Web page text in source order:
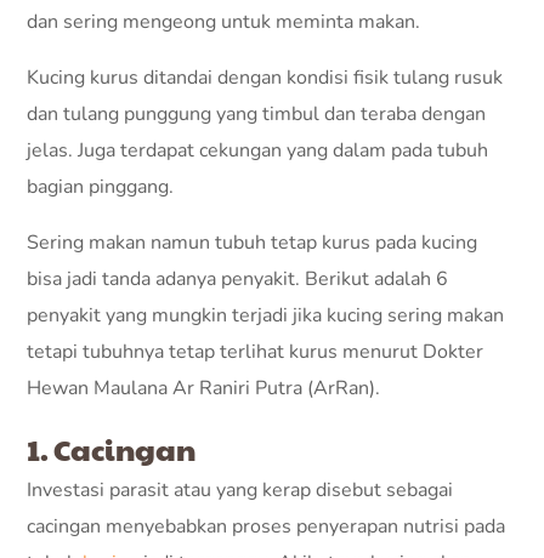
dan sering mengeong untuk meminta makan.
Kucing kurus ditandai dengan kondisi fisik tulang rusuk
dan tulang punggung yang timbul dan teraba dengan
jelas. Juga terdapat cekungan yang dalam pada tubuh
bagian pinggang.
Sering makan namun tubuh tetap kurus pada kucing
bisa jadi tanda adanya penyakit. Berikut adalah 6
penyakit yang mungkin terjadi jika kucing sering makan
tetapi tubuhnya tetap terlihat kurus menurut Dokter
Hewan Maulana Ar Raniri Putra (ArRan).
1. Cacingan
Investasi parasit atau yang kerap disebut sebagai
cacingan menyebabkan proses penyerapan nutrisi pada